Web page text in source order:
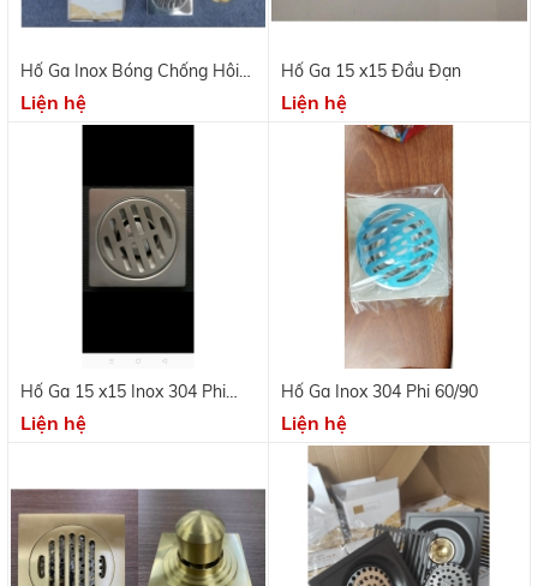
Hố Ga Inox Bóng Chống Hôi
Chuôi Thau Lớn
Liện hệ
Hố Ga 15 x15 Đầu Đạn
Liện hệ
Hố Ga 15 x15 Inox 304 Phi
60/90
Liện hệ
Hố Ga Inox 304 Phi 60/90
Liện hệ